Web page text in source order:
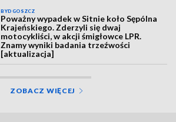
BYDGOSZCZ
Poważny wypadek w Sitnie koło Sępólna
Krajeńskiego. Zderzyli się dwaj
motocykliści, w akcji śmigłowce LPR.
Znamy wyniki badania trzeźwości
[aktualizacja]
ZOBACZ WIĘCEJ